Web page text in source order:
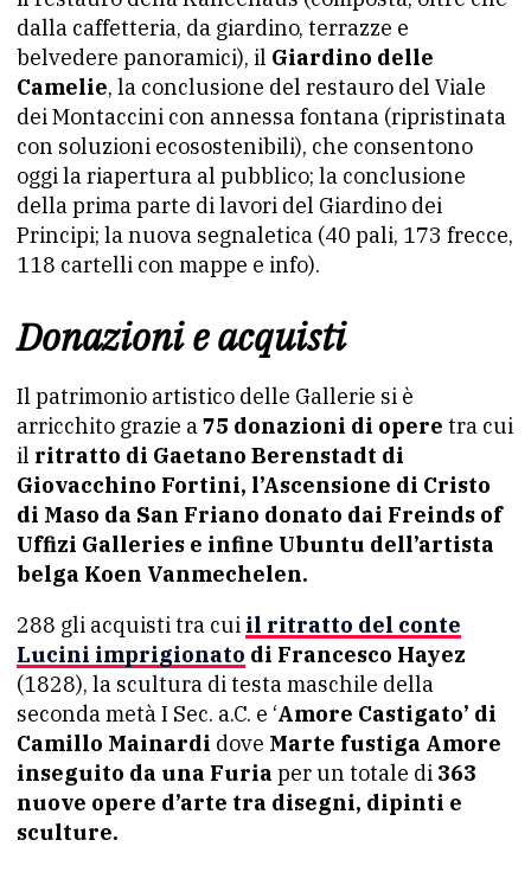
dalla caffetteria, da giardino, terrazze e
belvedere panoramici), il Giardino delle
Camelie, la conclusione del restauro del Viale
dei Montaccini con annessa fontana (ripristinata
con soluzioni ecosostenibili), che consentono
oggi la riapertura al pubblico; la conclusione
della prima parte di lavori del Giardino dei
Principi; la nuova segnaletica (40 pali, 173 frecce,
118 cartelli con mappe e info).
Donazioni e acquisti
Il patrimonio artistico delle Gallerie si è
arricchito grazie a75 donazioni di opere tra cui
il ritratto di Gaetano Berenstadt di
Giovacchino Fortini, l’Ascensione di Cristo
di Maso da San Friano donato dai Freinds of
Uffizi Galleries e infine Ubuntu dell’artista
belga Koen Vanmechelen.
288 gli acquisti tra cui il ritratto del conte
Lucini imprigionato di Francesco Hayez
(1828), la scultura di testa maschile della
seconda metà I Sec. a.C. e ‘Amore Castigato’ di
Camillo Mainardi dove Marte fustiga Amore
inseguito da una Furia per un totale di 363
nuove opere d’arte tra disegni, dipinti e
sculture.